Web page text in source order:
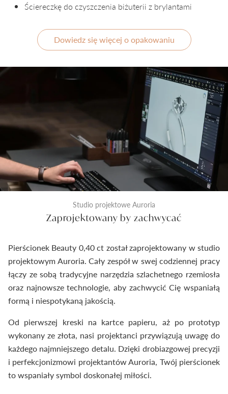
Ściereczkę do czyszczenia biżuterii z brylantami
Dowiedz się więcej o opakowaniu
Studio projektowe Auroria
Zaprojektowany by zachwycać
Pierścionek Beauty 0,40 ct został zaprojektowany w studio
projektowym Auroria. Cały zespół w swej codziennej pracy
łączy ze sobą tradycyjne narzędzia szlachetnego rzemiosła
oraz najnowsze technologie, aby zachwycić Cię wspaniałą
formą i niespotykaną jakością.
Od pierwszej kreski na kartce papieru, aż po prototyp
wykonany ze złota, nasi projektanci przywiązują uwagę do
każdego najmniejszego detalu. Dzięki drobiazgowej precyzji
i perfekcjonizmowi projektantów Auroria, Twój pierścionek
to wspaniały symbol doskonałej miłości.